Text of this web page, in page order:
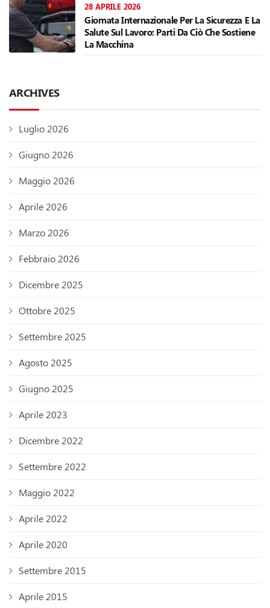
28 APRILE 2026
Giornata Internazionale Per La Sicurezza E La
Salute Sul Lavoro: Parti Da Ciò Che Sostiene
La Macchina
ARCHIVES
Luglio 2026
Giugno 2026
Maggio 2026
Aprile 2026
Marzo 2026
Febbraio 2026
Dicembre 2025
Ottobre 2025
Settembre 2025
Agosto 2025
Giugno 2025
Aprile 2023
Dicembre 2022
Settembre 2022
Maggio 2022
Aprile 2022
Aprile 2020
Settembre 2015
Aprile 2015